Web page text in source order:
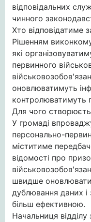
відповідальних
чинного
Хто відповідатиме
Рішенням
які
первинного
оновлюватимуть
контролюватимуть
Для чого
У громаді
персонально-
міститиме
відомості про
швидше
дублювання даних і
більш ефективною.
Начальниця